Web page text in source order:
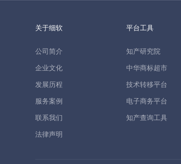
关于细软
公司简介
企业文化
发展历程
服务案例
联系我们
法律声明
平台工具
知产研究院
中华商标超市
技术转移平台
电子商务平台
知产查询工具